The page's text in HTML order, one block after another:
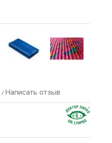
/ Написать отзыв